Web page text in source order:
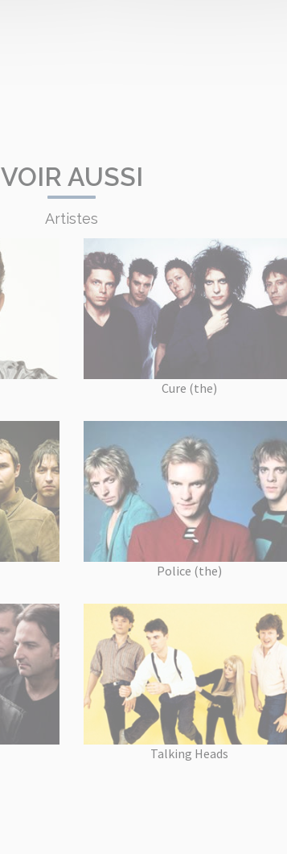
VOIR AUSSI
Artistes
Cure (the)
Police (the)
Talking Heads